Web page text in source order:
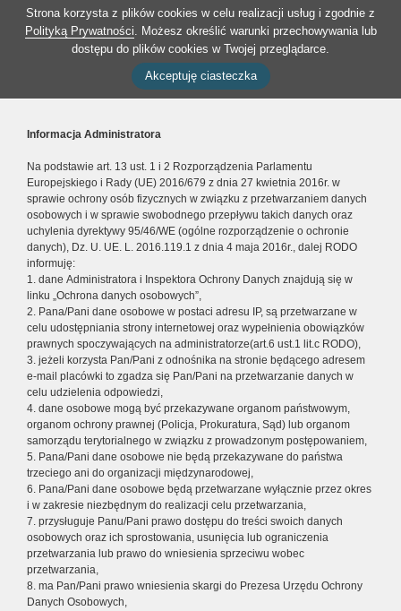
Strona korzysta z plików cookies w celu realizacji usług i zgodnie z
Polityką Prywatności. Możesz określić warunki przechowywania lub
dostępu do plików cookies w Twojej przeglądarce.
Akceptuję ciasteczka
Informacja Administratora
Na podstawie art. 13 ust. 1 i 2 Rozporządzenia Parlamentu
Europejskiego i Rady (UE) 2016/679 z dnia 27 kwietnia 2016r. w
sprawie ochrony osób fizycznych w związku z przetwarzaniem danych
osobowych i w sprawie swobodnego przepływu takich danych oraz
uchylenia dyrektywy 95/46/WE (ogólne rozporządzenie o ochronie
danych), Dz. U. UE. L. 2016.119.1 z dnia 4 maja 2016r., dalej RODO
informuję:
1. dane Administratora i Inspektora Ochrony Danych znajdują się w
linku „Ochrona danych osobowych”,
2. Pana/Pani dane osobowe w postaci adresu IP, są przetwarzane w
celu udostępniania strony internetowej oraz wypełnienia obowiązków
prawnych spoczywających na administratorze(art.6 ust.1 lit.c RODO),
3. jeżeli korzysta Pan/Pani z odnośnika na stronie będącego adresem
e-mail placówki to zgadza się Pan/Pani na przetwarzanie danych w
celu udzielenia odpowiedzi,
4. dane osobowe mogą być przekazywane organom państwowym,
organom ochrony prawnej (Policja, Prokuratura, Sąd) lub organom
samorządu terytorialnego w związku z prowadzonym postępowaniem,
5. Pana/Pani dane osobowe nie będą przekazywane do państwa
trzeciego ani do organizacji międzynarodowej,
6. Pana/Pani dane osobowe będą przetwarzane wyłącznie przez okres
i w zakresie niezbędnym do realizacji celu przetwarzania,
7. przysługuje Panu/Pani prawo dostępu do treści swoich danych
osobowych oraz ich sprostowania, usunięcia lub ograniczenia
przetwarzania lub prawo do wniesienia sprzeciwu wobec
przetwarzania,
8. ma Pan/Pani prawo wniesienia skargi do Prezesa Urzędu Ochrony
Danych Osobowych,